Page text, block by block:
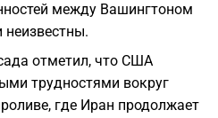
между Вашингтоном
неизвестны.
отметил, что США
трудностями вокруг
где Иран продолжает